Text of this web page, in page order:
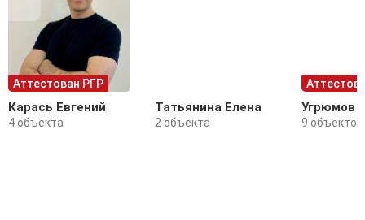
Аттестован РГР
Карась Евгений
4 объекта
Татьянина Елена
2 объекта
Угрюмов
9 объектов